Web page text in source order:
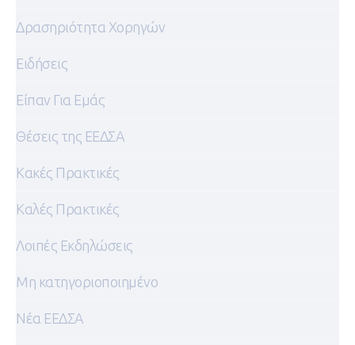
Δρασηριότητα Χορηγών
Ειδήσεις
Είπαν Για Εμάς
Θέσεις της ΕΕΔΣΑ
Κακές Πρακτικές
Καλές Πρακτικές
Λοιπές Εκδηλώσεις
Μη κατηγοριοποιημένο
Νέα ΕΕΔΣΑ